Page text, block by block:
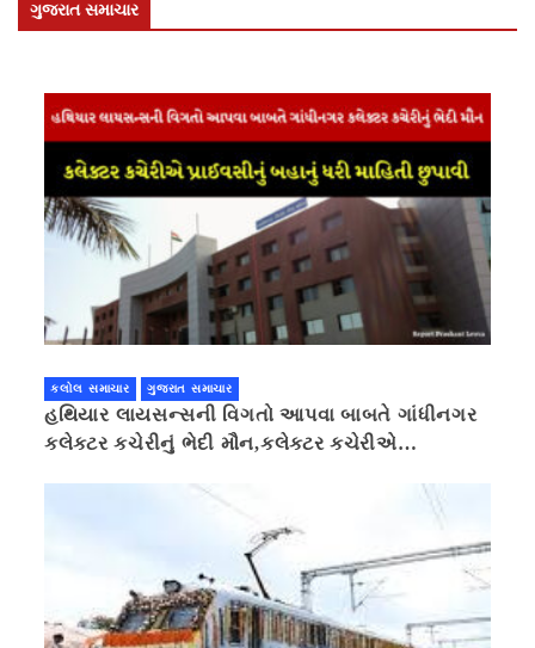
ગુજરાત સમાચાર
કલોલ સમાચાર ગુજરાત સમાચાર
હથિયાર લાયસન્સની વિગતો આપવા બાબતે ગાંધીનગર
કલેક્ટર કચેરીનું ભેદી મૌન,કલેક્ટર કચેરીએ